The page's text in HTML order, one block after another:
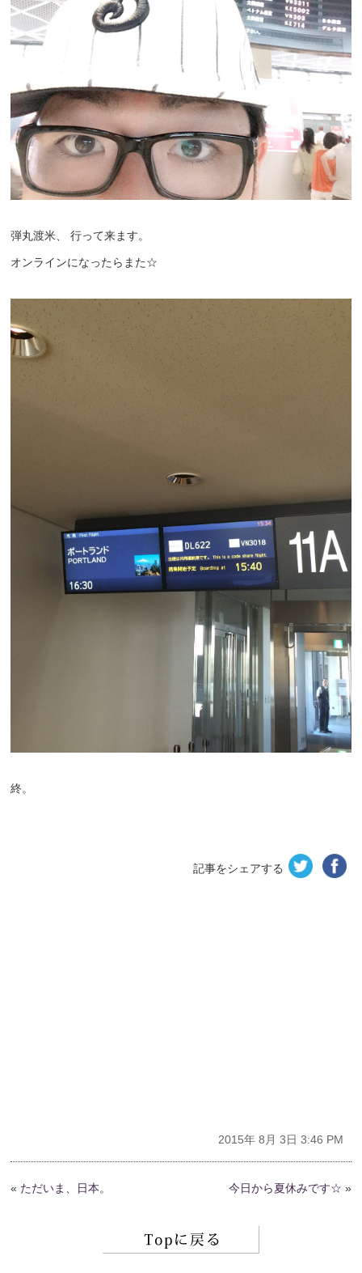
弾丸渡米、 行って来ます。
オンラインになったらまた☆
終。
記事をシェアする
2015年 8月 3日 3:46 PM
« ただいま、日本。 今日から夏休みです☆ »